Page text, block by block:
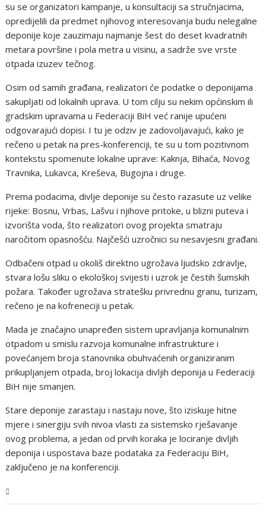
su se organizatori kampanje, u konsultaciji sa stručnjacima,
opredijelili da predmet njihovog interesovanja budu nelegalne
deponije koje zauzimaju najmanje šest do deset kvadratnih
metara površine i pola metra u visinu, a sadrže sve vrste
otpada izuzev tečnog.
Osim od samih građana, realizatori će podatke o deponijama
sakupljati od lokalnih uprava. U tom cilju su nekim općinskim ili
gradskim upravama u Federaciji BiH već ranije upućeni
odgovarajući dopisi. I tu je odziv je zadovoljavajući, kako je
rečeno u petak na pres-konferenciji, te su u tom pozitivnom
kontekstu spomenute lokalne uprave: Kaknja, Bihaća, Novog
Travnika, Lukavca, Kreševa, Bugojna i druge.
Prema podacima, divlje deponije su često razasute uz velike
rijeke: Bosnu, Vrbas, Lašvu i njihove pritoke, u blizni puteva i
izvorišta voda, što realizatori ovog projekta smatraju
naročitom opasnošću. Najčešći uzročnici su nesavjesni građani.
Odbačeni otpad u okoliš direktno ugrožava ljudsko zdravlje,
stvara lošu sliku o ekološkoj svijesti i uzrok je čestih šumskih
požara. Također ugrožava stratešku privrednu granu, turizam,
rečeno je na kofreneciji u petak.
Mada je značajno unapređen sistem upravljanja komunalnim
otpadom u smislu razvoja komunalne infrastrukture i
povećanjem broja stanovnika obuhvaćenih organiziranim
prikupljanjem otpada, broj lokacija divljih deponija u Federaciji
BiH nije smanjen.
Stare deponije zarastaju i nastaju nove, što iziskuje hitne
mjere i sinergiju svih nivoa vlasti za sistemsko rješavanje
ovog problema, a jedan od prvih koraka je lociranje divljih
deponija i uspostava baze podataka za Federaciju BiH,
zaključeno je na konferenciji.